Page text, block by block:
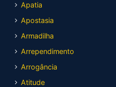
Apatia
Apostasia
Armadilha
Arrependimento
Arrogância
Atitude